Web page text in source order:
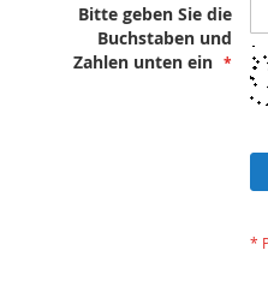
Bitte geben Sie die
Buchstaben und
Zahlen unten ein